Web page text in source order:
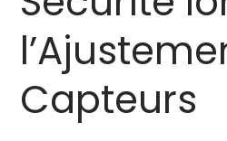
Capteurs